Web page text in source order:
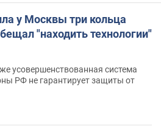
у Москвы три кольца
"находить технологии"
усовершенствованная система
РФ не гарантирует защиты от